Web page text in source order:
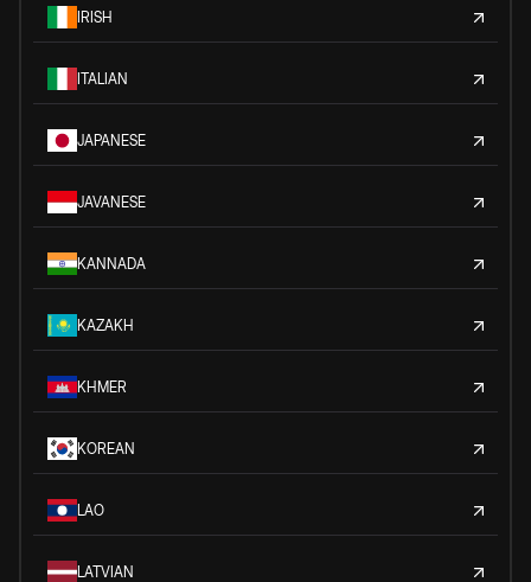
IRISH
ITALIAN
JAPANESE
JAVANESE
KANNADA
KAZAKH
KHMER
KOREAN
LAO
LATVIAN